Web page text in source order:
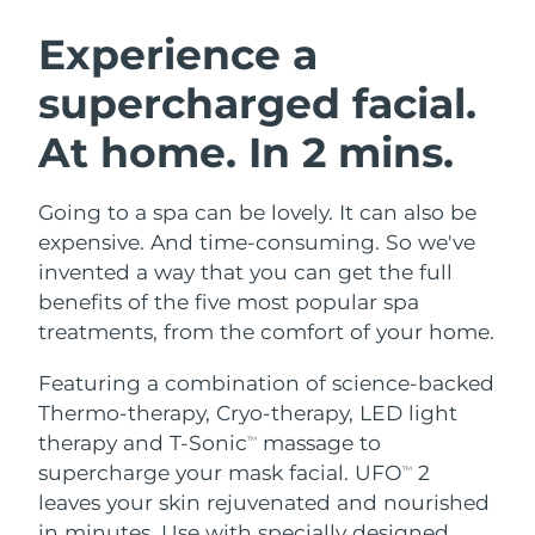
Experience a
supercharged facial.
At home. In 2 mins.
Going to a spa can be lovely. It can also be
expensive. And time-consuming. So we've
invented a way that you can get the full
benefits of the five most popular spa
treatments, from the comfort of your home.
Featuring a combination of science-backed
Thermo-therapy, Cryo-therapy, LED light
therapy and T-SonicTM
massage to
supercharge your mask facial. UFOTM
2
leaves your skin rejuvenated and nourished
Ansiktsrengöring
Anti-aging massage
LUNA™ 4 Plus
Massage, LED heating
LUNA™ 4 Men
For men, anti-aging massage
Ansiktslyft
Microcurrent toning
BEAR™ 2 go
Microcurrent toning on-the-go
BEAR™ 2 eyes & lips
Microcurrent line smoothing device
Återfuktning
UFO™ 3-paket
UFO™ 3 LED
Near-infrared and red light therapy
device
Munvård
issa™ 4
issa™ 4 plus
Smart hybrid silicone sonic toothbrush
Anti-aging LED-behandlingar
NEW
Österrike
Bahrain Förväntad leverans8/12/26
Belgien Förväntad leverans
Bermuda Förväntad leverans8/17/26
Bosnien och
Hercegovina
Förväntad leverans8/14/26
Brunei Förväntad leverans8/16/26
Bulgarien
Kanada Förväntad leverans
Chile Förväntad leverans8/15/26